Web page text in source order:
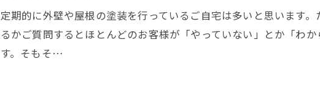
定期的に外壁や屋根の塗装を行っているご自宅は多いと思います
るかご質問するとほとんどのお客様が「やっていない」とか「わ
す。そもそ…